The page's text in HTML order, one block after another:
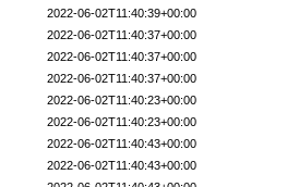
2022-06-02T11:40:39+00:00
2022-06-02T11:40:37+00:00
2022-06-02T11:40:37+00:00
2022-06-02T11:40:37+00:00
2022-06-02T11:40:23+00:00
2022-06-02T11:40:23+00:00
2022-06-02T11:40:43+00:00
2022-06-02T11:40:43+00:00